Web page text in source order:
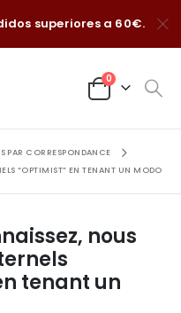
superiores a 60€.
0
PAR CORRESPONDANCE
“OPTIMIST” EN TENANT UN MODO
nous
tenant un